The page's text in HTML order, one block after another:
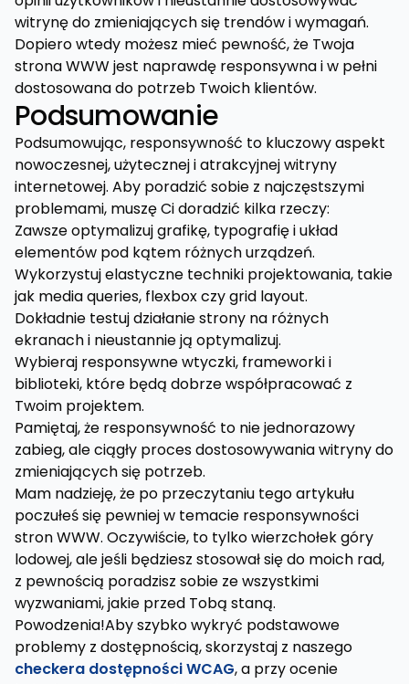
witrynę do zmieniających się trendów i wymagań.
Dopiero wtedy możesz mieć pewność, że Twoja
strona WWW jest naprawdę responsywna i w pełni
dostosowana do potrzeb Twoich klientów.
Podsumowanie
Podsumowując, responsywność to kluczowy aspekt
nowoczesnej, użytecznej i atrakcyjnej witryny
internetowej. Aby poradzić sobie z najczęstszymi
problemami, muszę Ci doradzić kilka rzeczy:
Zawsze optymalizuj grafikę, typografię i układ
elementów pod kątem różnych urządzeń.
Wykorzystuj elastyczne techniki projektowania, takie
jak media queries, flexbox czy grid layout.
Dokładnie testuj działanie strony na różnych
ekranach i nieustannie ją optymalizuj.
Wybieraj responsywne wtyczki, frameworki i
biblioteki, które będą dobrze współpracować z
Twoim projektem.
Pamiętaj, że responsywność to nie jednorazowy
zabieg, ale ciągły proces dostosowywania witryny do
zmieniających się potrzeb.
Mam nadzieję, że po przeczytaniu tego artykułu
poczułeś się pewniej w temacie responsywności
stron WWW. Oczywiście, to tylko wierzchołek góry
lodowej, ale jeśli będziesz stosował się do moich rad,
z pewnością poradzisz sobie ze wszystkimi
wyzwaniami, jakie przed Tobą staną.
Powodzenia!Aby szybko wykryć podstawowe
problemy z dostępnością, skorzystaj z naszego
checkera dostępności WCAG, a przy ocenie